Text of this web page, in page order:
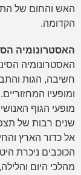
האש והחום של
הקדומה.
האסטרונומיה
האסטרונומיה
חשיבה, הגות
ומופעיו
מופעי הגוף
שנים רבות של
אל כדור הארץ
הכוכבים ניכרת
מהלכי היום